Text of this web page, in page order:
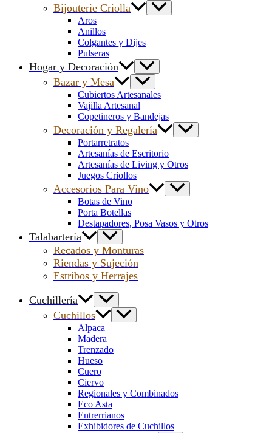
Bijouterie Criolla
Aros
Anillos
Colgantes y Dijes
Pulseras
Hogar y Decoración
Bazar y Mesa
Cubiertos Artesanales
Vajilla Artesanal
Copetineros y Bandejas
Decoración y Regalería
Portarretratos
Artesanías de Escritorio
Artesanías de Living y Otros
Juegos Criollos
Accesorios Para Vino
Botas de Vino
Porta Botellas
Destapadores, Posa Vasos y Otros
Talabartería
Recados y Monturas
Riendas y Sujeción
Estribos y Herrajes
Cuchillería
Cuchillos
Alpaca
Madera
Trenzado
Hueso
Cuero
Ciervo
Regionales y Combinados
Eco Asta
Entrerrianos
Exhibidores de Cuchillos